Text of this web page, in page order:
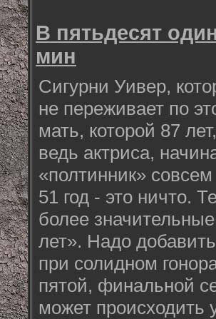
В пятьдесят
мин
Сигурни Уивер,
не переживает по
мать, которой 87
ведь актриса,
«полтинник»
51 год - это ничто.
более
лет». Надо
при солидном
пятой, финальной
может происходить